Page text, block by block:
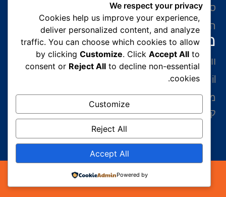
סיפורי הצלחה
המלצות של לקוחות
מידע ליצירת קשר
ווצאפ 054-765-0002
gabriel@benatovlaw.co.il
מצדה 9 בני ברק קומה 35 מגדל ב.ס.ר 3 (מול
קניון איילון ליד הרכבת הקלה בן גוריון)
כל הזכויות שמורות 2026© עורך דין הגירה | עורך דין
We respect your privacy
Cookies help us improve your experience,
deliver personalized content, and analyze
traffic. You can choose which cookies to allow
by clickingCustomize. ClickAccept All to
consent or Reject All to decline non-essential
cookies.
Customize
Reject All
Accept All
Powered by